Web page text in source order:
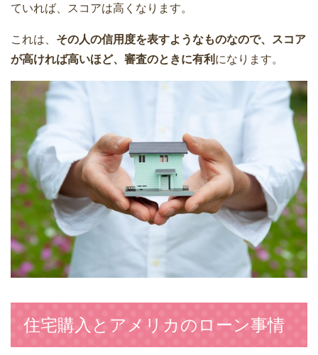
ていれば、スコアは高くなります。
これは、 その人の信用度を表すようなものなので、スコア
が高ければ高いほど、審査のときに有利 になります。
住宅購入とアメリカのローン事情